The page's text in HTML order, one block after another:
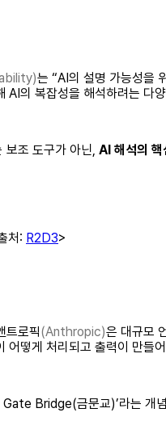
는 “AI의 설명 가능성을
AI의 복잡성을 해석하려는 다
보조 도구가 아닌, AI 해석의 핵
처: R2D3>
트로픽(Anthropic)은 대규모
어떻게 처리되고 출력이 만들
Bridge(금문교)’라는 개